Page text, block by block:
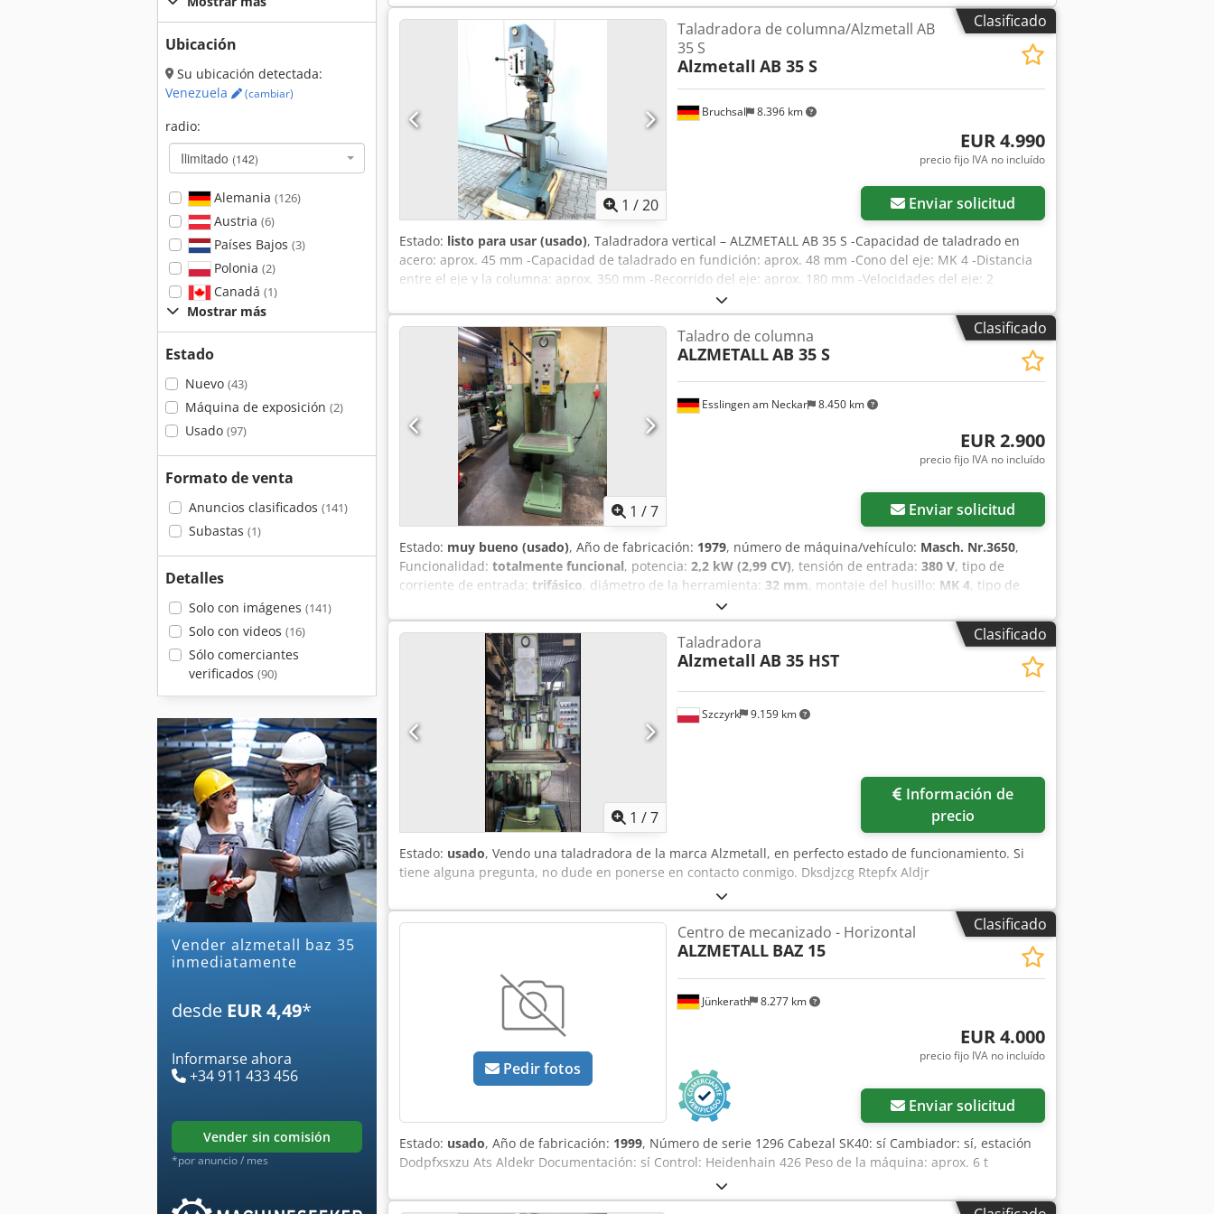
Ubicación
Su ubicación detectada:
Venezuela
(cambiar)
radio:
Ilimitado (142)
Alemania (126)
Austria (6)
Países Bajos (3)
Polonia (2)
Canadá (1)
Mostrar más
Estado
Nuevo (43)
Máquina de exposición (2)
Usado (97)
Formato de venta
Anuncios clasificados (141)
Subastas (1)
Detalles
Solo con imágenes (141)
Solo con videos (16)
Sólo comerciantes
verificados (90)
Vender alzmetall baz 35
inmediatamente
desde EUR 4,49*
Informarse ahora
+34 911 433 456
vender sin comisión
*por anuncio / mes
Clasificado
1 /20
Bruchsal 8.396 km
Taladradora de columna/Alzmetall AB
35 S
Alzmetall AB 35 S
EUR 4.990
precio fijo IVA no incluído
Enviar solicitud
Estado: listo para usar (usado), Taladradora vertical – ALZMETALL AB 35 S -Capacidad de taladrado en
acero: aprox. 45 mm -Capacidad de taladrado en fundición: aprox. 48 mm -Cono del eje: MK 4 -Distancia
entre el eje y la columna: aprox. 350 mm -Recorrido del eje: aprox. 180 mm -Velocidades del eje: 2
velocidades / 65 - 1450 rpm (VARIABLE) -Avances automáticos: 0,1-0,2-0,3-0,4 mm/rev -Tope de
profundidad de taladrado -Superficie de montaje de la mesa: aprox. 600x460 mm -Desplazamiento de la
mesa: aprox. 600 mm -Ajuste de la altura de la mesa mediante manivela Dedpfxsznlf Es Aldekr -Diámetro
de la columna: aprox. 200 mm -Potencia del motor: aprox. 3,5 kW -Sistema de refrigeración -Lámpara de
trabajo -Indicador de velocidad Dimensiones: Largo x Ancho x Alto: 1,1 x 0,7 x 2,1 metros / Peso: aprox.
1200 kg Salvo errores y omisiones.
Clasificado
1 /7
Esslingen am Neckar 8.450 km
Taladro de columna
ALZMETALLAB 35 S
EUR 2.900
precio fijo IVA no incluído
Enviar solicitud
Estado: muy bueno (usado), Año de fabricación: 1979, número de máquina/vehículo: Masch. Nr.3650,
Funcionalidad: totalmente funcional, potencia: 2,2 kW (2,99 CV), tensión de entrada: 380 V, tipo de
corriente de entrada: trifásico, diámetro de la herramienta: 32 mm, montaje del husillo: MK 4, tipo de
, profundidad de garganta:
Equipamiento:Marcado CE, ajuste continuo de la velocidad de rotación, documentación / manual,
Taladro de columna ALZMETALL en buen estado de conservación. Modelo AB 35 S, número de serie 3650.
Cono Morse MK4 en el eje. Distancia entre el eje y la columna: 300 mm. Recorrido del eje: 160 mm.
Velocidad del husillo: de 55 a 1500 rpm, con ajuste continuo. Dkodozicxrspfx Aldor Velocidad del husillo
regulable mediante 2 etapas de engranaje. Capacidad de perforación: 32 mm en acero, 45 mm en hierro
fundido. Dimensiones: 1,3 m x 0,9 m. Altura: 1,87 m. Peso: 430 kg. Solo recogida en las instalaciones y
pago en efectivo.
Clasificado
1 /7
Szczyrk 9.159 km
Taladradora
Alzmetall AB 35 HST
precio
Estado: usado, Vendo una taladradora de la marca Alzmetall, en perfecto estado de funcionamiento. Si
tiene alguna pregunta, no dude en ponerse en contacto conmigo. Dksdjzcg Rtepfx Aldjr
Clasificado
Pedir fotos
Jünkerath 8.277 km
Centro de mecanizado - Horizontal
ALZMETALL BAZ 15
EUR 4.000
precio fijo IVA no incluído
Enviar solicitud
Estado: usado, Año de fabricación: 1999, Número de serie 1296 Cabezal SK40: sí Cambiador: sí, estación
Dodpfxsxzu Ats Aldekr Documentación: sí Control: Heidenhain 426 Peso de la máquina: aprox. 6 t